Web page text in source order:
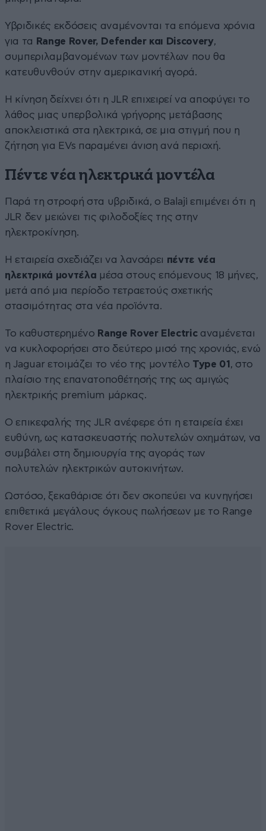
Υβριδικές εκδόσεις αναμένονται τα επόμενα χρόνια
για τα Range Rover, Defender και Discovery,
συμπεριλαμβανομένων των μοντέλων που θα
κατευθυνθούν στην αμερικανική αγορά.
Η κίνηση δείχνει ότι η JLR επιχειρεί να αποφύγει το
λάθος μιας υπερβολικά γρήγορης μετάβασης
αποκλειστικά στα ηλεκτρικά, σε μια στιγμή που η
ζήτηση για EVs παραμένει άνιση ανά περιοχή.
Πέντε νέα ηλεκτρικά μοντέλα
Παρά τη στροφή στα υβριδικά, ο Balaji επιμένει ότι η
JLR δεν μειώνει τις φιλοδοξίες της στην
ηλεκτροκίνηση.
Η εταιρεία σχεδιάζει να λανσάρει πέντε νέα
ηλεκτρικά μοντέλα μέσα στους επόμενους 18 μήνες,
μετά από μια περίοδο τετραετούς σχετικής
στασιμότητας στα νέα προϊόντα.
Το καθυστερημένο Range Rover Electricαναμένεται
να κυκλοφορήσει στο δεύτερο μισό της χρονιάς, ενώ
η Jaguar ετοιμάζει το νέο της μοντέλο Type 01 , στο
πλαίσιο της επανατοποθέτησής της ως αμιγώς
ηλεκτρικής premium μάρκας.
Ο επικεφαλής της JLR ανέφερε ότι η εταιρεία έχει
ευθύνη, ως κατασκευαστής πολυτελών οχημάτων, να
συμβάλει στη δημιουργία της αγοράς των
πολυτελών ηλεκτρικών αυτοκινήτων.
Ωστόσο, ξεκαθάρισε ότι δεν σκοπεύει να κυνηγήσει
επιθετικά μεγάλους όγκους πωλήσεων με το Range
Rover Electric.